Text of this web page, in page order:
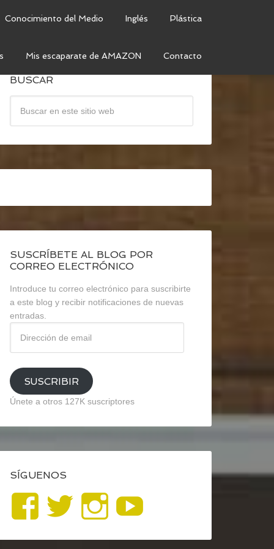
Conocimiento del Medio Inglés Plástica
Mis escaparate de AMAZON Contacto
BUSCAR
SUSCRÍBETE AL BLOG POR
CORREO ELECTRÓNICO
Introduce tu correo electrónico para suscribirte
a este blog y recibir notificaciones de nuevas
entradas.
email
SUSCRIBIR
Únete a otros 127K suscriptores
SÍGUENOS
Ver
perfil
Ver
perfil
Ver
perfil